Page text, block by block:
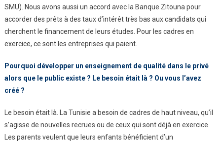
SMU). Nous avons aussi un accord avec la Banque Zitouna pour
accorder des prêts à des taux d’intérêt très bas aux candidats qui
cherchent le financement de leurs études. Pour les cadres en
exercice, ce sont les entreprises qui paient.
Pourquoi développer un enseignement de qualité dans le privé
alors que le public existe ? Le besoin était là ? Ou vous l’avez
créé ?
Le besoin était là. La Tunisie a besoin de cadres de haut niveau, qu’il
s’agisse de nouvelles recrues ou de ceux qui sont déjà en exercice.
Les parents veulent que leurs enfants bénéficient d’un